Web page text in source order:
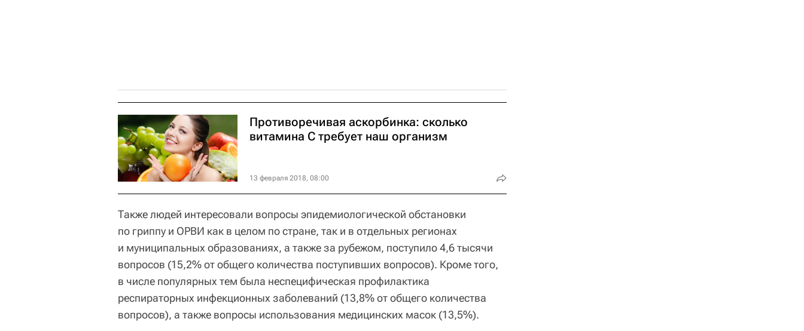
Противоречивая аскорбинка: сколько
витамина C требует наш организм
13 февраля 2018, 08:00
Также людей интересовали вопросы эпидемиологической обстановки
по гриппу и ОРВИ как в целом по стране, так и в отдельных регионах
и муниципальных образованиях, а также за рубежом, поступило 4,6 тысячи
вопросов (15,2% от общего количества поступивших вопросов). Кроме того,
в числе популярных тем была неспецифическая профилактика
респираторных инфекционных заболеваний (13,8% от общего количества
вопросов), а также вопросы использования медицинских масок (13,5%).